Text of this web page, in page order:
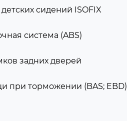
сидений ISOFIX
система (ABS)
задних дверей
при торможении (BAS; EBD)